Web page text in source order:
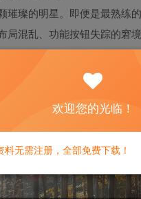
璀璨的明星。即便是最熟练
局混乱、功能按钮失踪的窘
作——恢复AE面板到原状，
探究竟，如何轻松驾驭这一
欢迎您的光临！
料无需注册，全部免费下载！